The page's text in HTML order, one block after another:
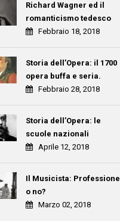
Richard Wagner ed il
romanticismo tedesco
Febbraio 18, 2018
Storia dell’Opera: il 1700
opera buffa e seria.
Febbraio 28, 2018
Storia dell’Opera: le
scuole nazionali
Aprile 12, 2018
Il Musicista: Professione
o no?
Marzo 02, 2018